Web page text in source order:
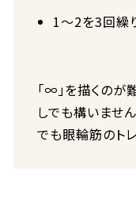
1～2を3回繰
「∞」を描くのが
しでも構いませ
でも眼輪筋のト